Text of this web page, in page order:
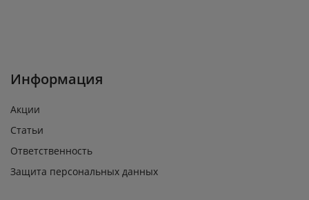
Информация
Акции
Статьи
Ответственность
Защита персональных данных